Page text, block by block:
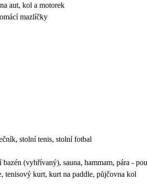
aut, kol a motorek
mazlíčky
stolní tenis, stolní fotbal
(vyhřívaný), sauna, hammam, pára -
tenisový kurt, kurt na paddle, půjčovna kol